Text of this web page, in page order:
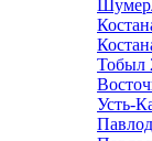
Тобыл
Усть-